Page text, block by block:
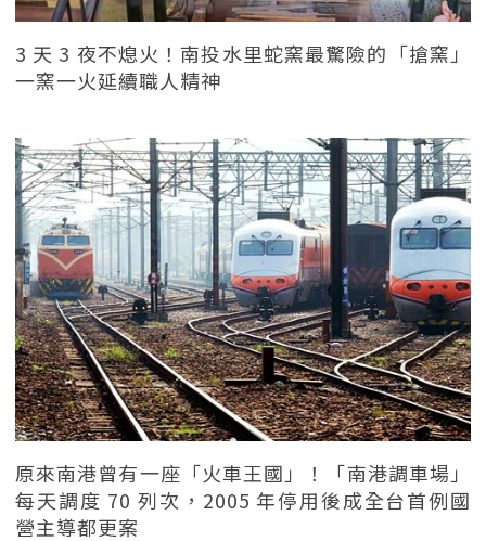
3 天 3 夜不熄火！南投水里蛇窯最驚險的「搶窯」
一窯一火延續職人精神
原來南港曾有一座「火車王國」！「南港調車場」
每天調度 70 列次，2005 年停用後成全台首例國
營主導都更案